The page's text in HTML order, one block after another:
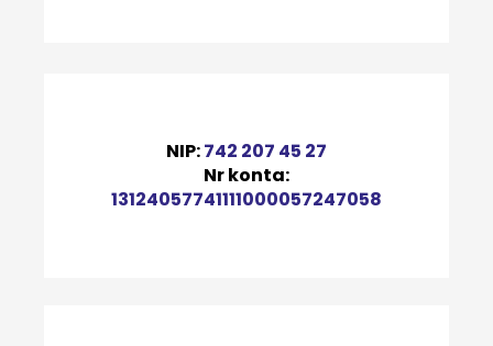
NIP:742 207 45 27
Nr konta:
13124057741111000057247058